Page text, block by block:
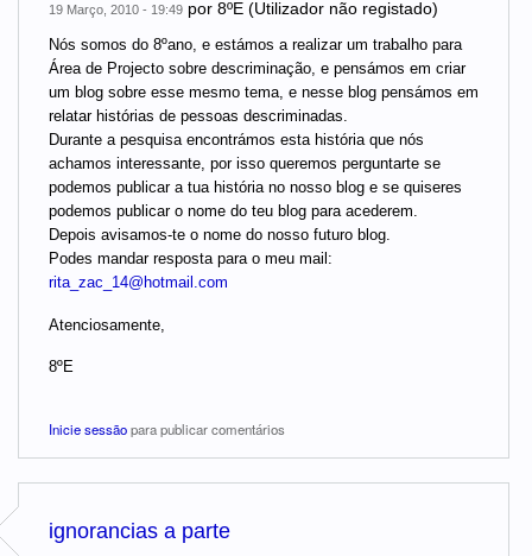
19 Março, 2010 - 19:49 por 8ºE (Utilizador não registado)
Nós somos do 8ºano, e estámos a realizar um trabalho para
Área de Projecto sobre descriminação, e pensámos em criar
um blog sobre esse mesmo tema, e nesse blog pensámos em
relatar histórias de pessoas descriminadas.
Durante a pesquisa encontrámos esta história que nós
achamos interessante, por isso queremos perguntarte se
podemos publicar a tua história no nosso blog e se quiseres
podemos publicar o nome do teu blog para acederem.
Depois avisamos-te o nome do nosso futuro blog.
Podes mandar resposta para o meu mail:
rita_zac_14@hotmail.com
Atenciosamente,
8ºE
Inicie sessãopara publicar comentários
ignorancias a parte